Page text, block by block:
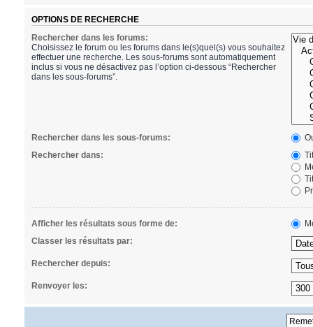
OPTIONS DE RECHERCHE
Rechercher dans les forums:
Choisissez le forum ou les forums dans le(s)quel(s) vous souhaitez
effectuer une recherche. Les sous-forums sont automatiquement
inclus si vous ne désactivez pas l’option ci-dessous “Rechercher
dans les sous-forums”.
Rechercher dans les sous-forums:
Rechercher dans:
Afficher les résultats sous forme de:
Classer les résultats par:
Rechercher depuis:
Renvoyer les: